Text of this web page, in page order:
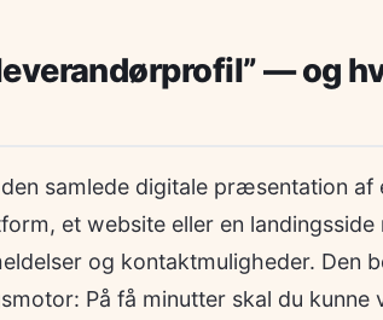
— og
samlede digitale præsentation af
et website eller en landingsside
og kontaktmuligheder. Den
På få minutter skal du kunne